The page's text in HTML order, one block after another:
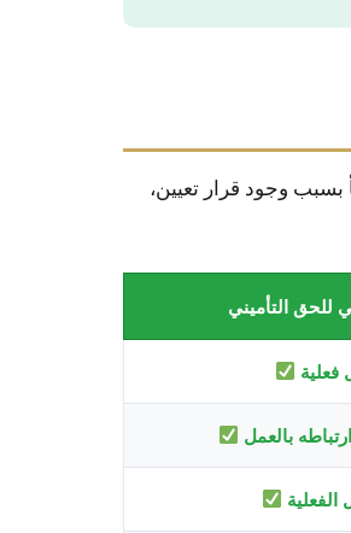
بسبب وجود قرار تعيين،
للحق التأميني
فعلية
بالعمل
الفعلية